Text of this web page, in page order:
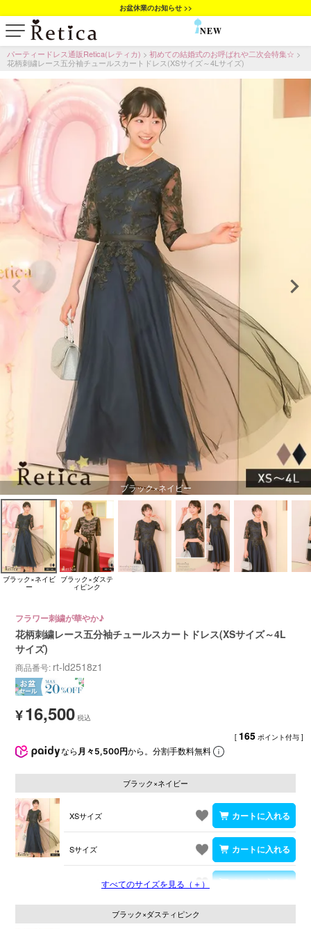
お盆休業のお知らせ >>
NEW
パーティードレス通販Retica(レティカ)
初めての結婚式のお呼ばれや二次会特集☆
花柄刺繍レース五分袖チュールスカートドレス(XSサイズ～4Lサイズ)
ブラック×ネイビー
ブラック×ネイビ
ー
ブラック×ダステ
ィピンク
フラワー刺繍が華やか♪
花柄刺繍レース五分袖チュールスカートドレス(XSサイズ～4L
サイズ)
商品番号 rt-ld2518z1
¥16,500
[ 165 ポイント付与 ]
なら 月々5,500円から。分割手数料無料
ブラック×ネイビー
XSサイズ
Sサイズ
すべてのサイズを見る（＋）
ブラック×ダスティピンク